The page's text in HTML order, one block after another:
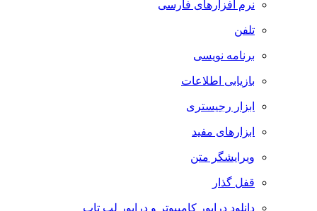
نرم افزارهای فارسی
تلفن
برنامه نویسی
بازیابی اطلاعات
ابزار رجیستری
ابزارهای مفید
ویرایشگر متن
قفل گذار
دانلود درایور کامپیوتر و درایور لپ تاپ